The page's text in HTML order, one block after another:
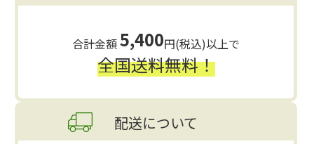
合計金額5,400円(税込)以上で
全国送料無料！
配送について